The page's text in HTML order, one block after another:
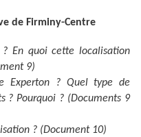
de Firminy-Centre
? En quoi cette localisation
9)
Experton ? Quel type de
? Pourquoi ? (Documents 9
? (Document 10)